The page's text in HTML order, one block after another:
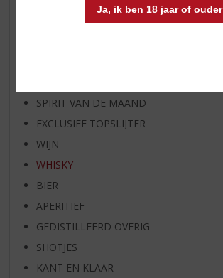
Ja, ik ben 18 jaar of ouder
AANBIEDINGEN
SPIRIT VAN DE MAAND
EXCLUSIEF TOPSLIJTER
WIJN
WHISKY
BIER
APERITIEF
GEDISTILLEERD OVERIG
SHOTJES
KANT EN KLAAR